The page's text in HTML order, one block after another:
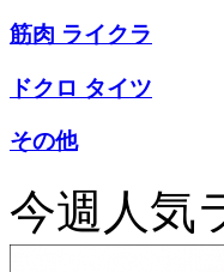
筋肉 ライクラ
ドクロ タイツ
その他
今週人気